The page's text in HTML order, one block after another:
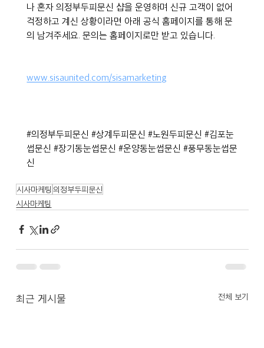
나 혼자 의정부두피문신 샵을 운영하며 신규 고객이 없어
걱정하고 계신 상황이라면 아래 공식 홈페이지를 통해 문
의 남겨주세요. 문의는 홈페이지로만 받고 있습니다.
www.sisaunited.com/sisamarketing
#의정부두피문신 #상계두피문신 #노원두피문신 #김포눈
썹문신 #장기동눈썹문신 #운양동눈썹문신 #풍무동눈썹문
신
시사마케팅 의정부두피문신
시사마케팅
최근 게시물 전체 보기